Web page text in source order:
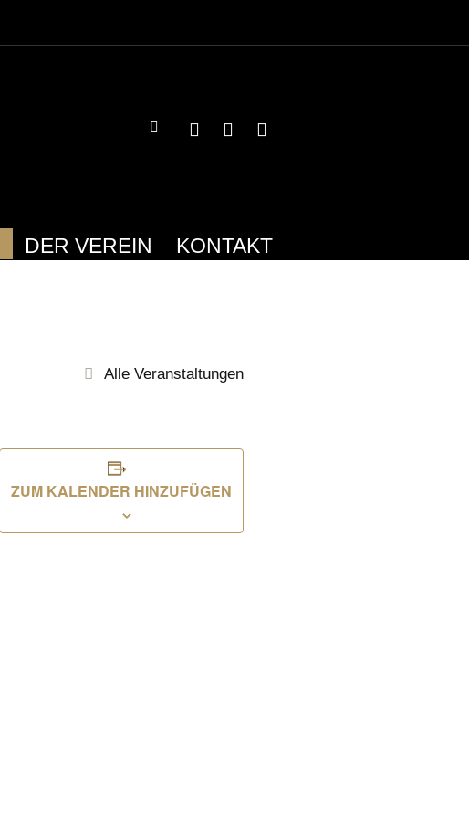
DER VEREIN KONTAKT
Alle Veranstaltungen
ZUM KALENDER HINZUFÜGEN